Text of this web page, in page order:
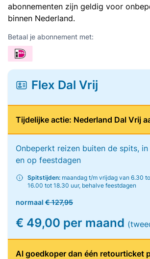
abonnementen zijn geldig voor
binnen Nederland.
Betaal je abonnement met:
Flex Dal Vrij
Tijdelijke actie: Nederland Dal Vrij
Onbeperkt reizen buiten de spits,
en op feestdagen
Spitstijden: maandag t/m vrijdag van 6.30
16.00 tot 18.30 uur, behalve feestdagen
normaal € 127,95
€ 49,00 per maand
Al goedkoper dan één retourticket